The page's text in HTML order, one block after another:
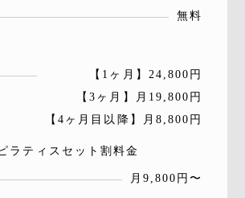
無料
【1ヶ月】24,800円
【3ヶ月】月19,800円
【4ヶ月目以降】月8,800円
ラティスセット割料金
月9,800円〜